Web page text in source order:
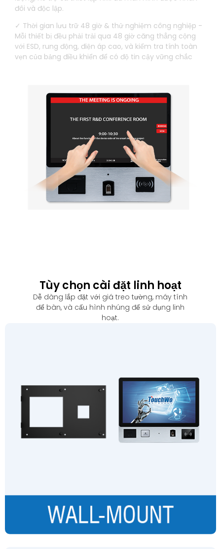
đôi và độc lập.
✓ Thời gian lưu trữ 48 giờ & thử nghiệm công nghiệp -
Mỗi thiết bị đều phải trải qua 48 giờ căng thẳng cộng
với ESD, rung động, điện áp cao, và kiểm tra tính toàn
vẹn của bảng điều khiển để có độ tin cậy vững chắc
Tùy chọn cài đặt linh hoạt
Dễ dàng lắp đặt với giá treo tường, máy tính
để bàn, và cấu hình nhúng để sử dụng linh
hoạt.